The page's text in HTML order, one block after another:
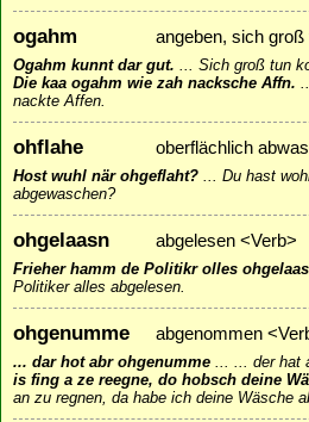
ogahm angeben, sich groß
Ogahm kunnt dar gut.
Sich groß tun
Die kaa ogahm wie zah nacksche Affn.
nackte Affen.
ohflahe oberflächlich
Host wuhl när ohgeflaht?
Du hast
abgewaschen?
ohgelaasn abgelesen <Verb>
Frieher hamm de Politikr olles
Politiker alles abgelesen.
ohgenumme abgenommen
... dar hot abr ohgenumme
... der
is fing a ze reegne, do hobsch deine
an zu regnen, da habe ich deine Wäsche